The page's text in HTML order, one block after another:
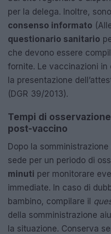
per la delega. Inoltre,
consenso informato
questionario sanitario
che devono essere
fornite. Le vaccinazioni
la presentazione
(DGR 39/2013).
Tempi di
post-vaccino
Dopo la
sede per un periodo di
minuti per monitorare
immediate. In caso di
bambino, compilare il
della somministrazione
la situazione. Conserva